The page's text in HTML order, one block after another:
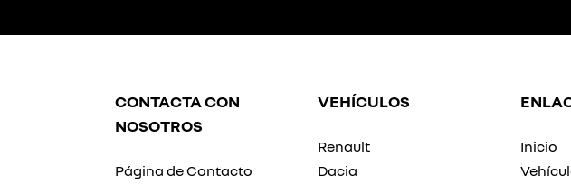
CONTACTA CON
NOSOTROS
Página de Contacto
VEHÍCULOS
Renault
Dacia
Inicio